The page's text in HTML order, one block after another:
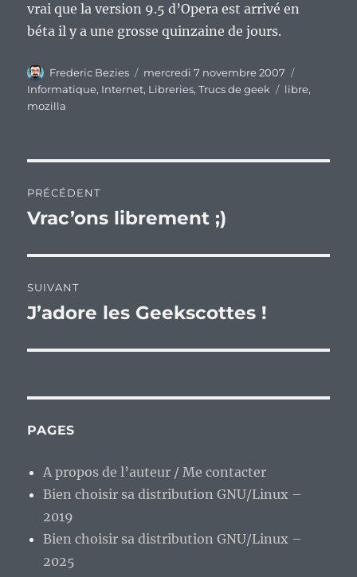
vrai que la version 9.5 d’Opera est arrivé en
béta il y a une grosse quinzaine de jours.
Auteur
Frederic Bezies
Publié
le
mercredi 7 novembre 2007
Informatique, Internet, Libreries,Trucs de geek Étiquettes
libre,
mozilla
de
PRÉCÉDENT
Publication
Vrac’ons librement ;)
SUIVANT
Publication
J’adore les Geekscottes !
PAGES
A propos de l’auteur / Me contacter
Bien choisir sa distribution GNU/Linux –
2019
Bien choisir sa distribution GNU/Linux –
2025